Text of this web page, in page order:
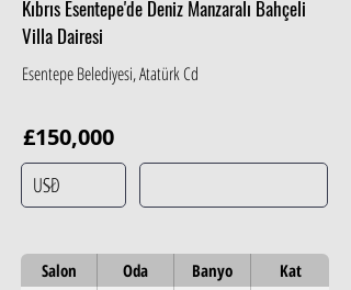
Kıbrıs Esentepe'de Deniz Manzaralı Bahçeli
Villa Dairesi
Esentepe Belediyesi, Atatürk Cd
£150,000
Salon Oda Banyo Kat